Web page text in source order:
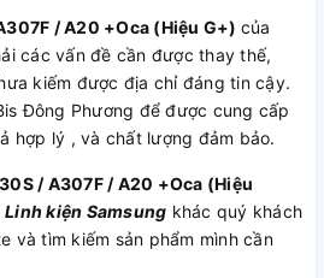
/ A20 +Oca (Hiệu G+) của
các vấn đề cần được thay thế,
kiếm được địa chỉ đáng tin cậy.
Đông Phương để được cung cấp
hợp lý , và chất lượng đảm bảo.
/ A307F / A20 +Oca (Hiệu
Linh kiện Samsung khác quý khách
và tìm kiếm sản phẩm mình cần